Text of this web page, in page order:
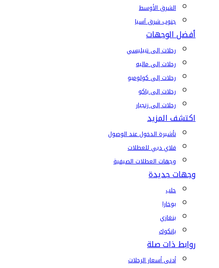
الشرق الأوسط
جنوب شرق آسيا
أفضل الوجهات
رحلات إلى تبيليسي
رحلات إلى ماليه
رحلات إلى كولومبو
رحلات إلى باكو
رحلات إلى زنجبار
اكتشف المزيد
تأشيرة الدخول عند الوصول
فلاي دبي للعطلات
وجهات العطلات الصيفية
وجهات جديدة
حلب
بوخارا
بنغازي
بانكوك
روابط ذات صلة
أدنى أسعار الرحلات